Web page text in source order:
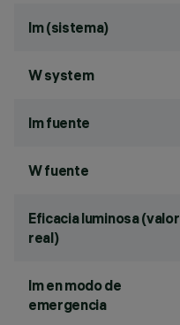
lm (sistema)
W system
lm fuente
W fuente
Eficacia luminosa (valor
real)
lm en modo de
emergencia